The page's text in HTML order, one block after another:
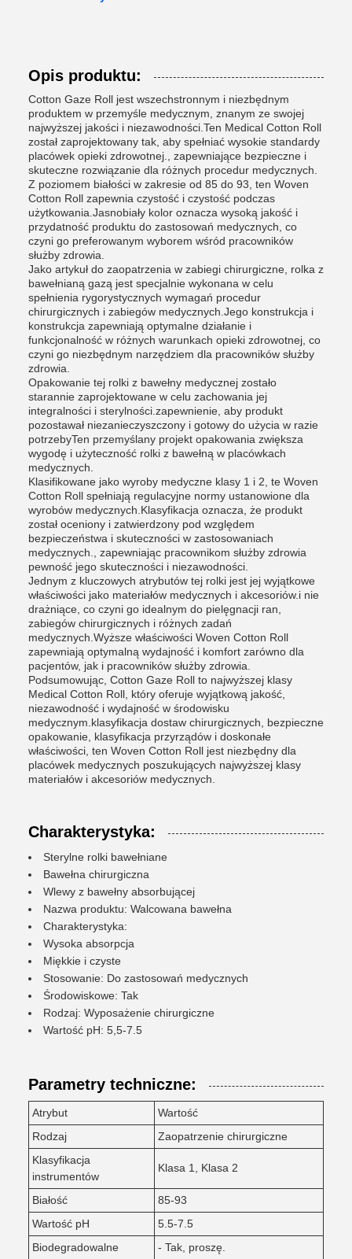
Opis produktu:
Cotton Gaze Roll jest wszechstronnym i niezbędnym
produktem w przemyśle medycznym, znanym ze swojej
najwyższej jakości i niezawodności.Ten Medical Cotton Roll
został zaprojektowany tak, aby spełniać wysokie standardy
placówek opieki zdrowotnej., zapewniające bezpieczne i
skuteczne rozwiązanie dla różnych procedur medycznych.
Z poziomem białości w zakresie od 85 do 93, ten Woven
Cotton Roll zapewnia czystość i czystość podczas
użytkowania.Jasnobiały kolor oznacza wysoką jakość i
przydatność produktu do zastosowań medycznych, co
czyni go preferowanym wyborem wśród pracowników
służby zdrowia.
Jako artykuł do zaopatrzenia w zabiegi chirurgiczne, rolka z
bawełnianą gazą jest specjalnie wykonana w celu
spełnienia rygorystycznych wymagań procedur
chirurgicznych i zabiegów medycznych.Jego konstrukcja i
konstrukcja zapewniają optymalne działanie i
funkcjonalność w różnych warunkach opieki zdrowotnej, co
czyni go niezbędnym narzędziem dla pracowników służby
zdrowia.
Opakowanie tej rolki z bawełny medycznej zostało
starannie zaprojektowane w celu zachowania jej
integralności i sterylności.zapewnienie, aby produkt
pozostawał niezanieczyszczony i gotowy do użycia w razie
potrzebyTen przemyślany projekt opakowania zwiększa
wygodę i użyteczność rolki z bawełną w placówkach
medycznych.
Klasifikowane jako wyroby medyczne klasy 1 i 2, te Woven
Cotton Roll spełniają regulacyjne normy ustanowione dla
wyrobów medycznych.Klasyfikacja oznacza, że produkt
został oceniony i zatwierdzony pod względem
bezpieczeństwa i skuteczności w zastosowaniach
medycznych., zapewniając pracownikom służby zdrowia
pewność jego skuteczności i niezawodności.
Jednym z kluczowych atrybutów tej rolki jest jej wyjątkowe
właściwości jako materiałów medycznych i akcesoriów.i nie
drażniące, co czyni go idealnym do pielęgnacji ran,
zabiegów chirurgicznych i różnych zadań
medycznych.Wyższe właściwości Woven Cotton Roll
zapewniają optymalną wydajność i komfort zarówno dla
pacjentów, jak i pracowników służby zdrowia.
Podsumowując, Cotton Gaze Roll to najwyższej klasy
Medical Cotton Roll, który oferuje wyjątkową jakość,
niezawodność i wydajność w środowisku
medycznym.klasyfikacja dostaw chirurgicznych, bezpieczne
opakowanie, klasyfikacja przyrządów i doskonałe
właściwości, ten Woven Cotton Roll jest niezbędny dla
placówek medycznych poszukujących najwyższej klasy
materiałów i akcesoriów medycznych.
Charakterystyka:
Sterylne rolki bawełniane
Bawełna chirurgiczna
Wlewy z bawełny absorbującej
Nazwa produktu: Walcowana bawełna
Charakterystyka:
Wysoka absorpcja
Miękkie i czyste
Stosowanie: Do zastosowań medycznych
Środowiskowe: Tak
Rodzaj: Wyposażenie chirurgiczne
Wartość pH: 5,5-7.5
Parametry techniczne:
Atrybut
Wartość
Rodzaj
Zaopatrzenie chirurgiczne
Klasyfikacja
instrumentów
Klasa 1, Klasa 2
Białość
85-93
Wartość pH
5.5-7.5
Biodegradowalne
- Tak, proszę.